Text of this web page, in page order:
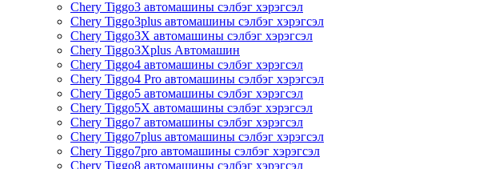
Chery Tiggo3 автомашины сэлбэг хэрэгсэл
Chery Tiggo3plus автомашины сэлбэг хэрэгсэл
Chery Tiggo3X автомашины сэлбэг хэрэгсэл
Chery Tiggo3Xplus Автомашин
Chery Tiggo4 автомашины сэлбэг хэрэгсэл
Chery Tiggo4 Pro автомашины сэлбэг хэрэгсэл
Chery Tiggo5 автомашины сэлбэг хэрэгсэл
Chery Tiggo5X автомашины сэлбэг хэрэгсэл
Chery Tiggo7 автомашины сэлбэг хэрэгсэл
Chery Tiggo7plus автомашины сэлбэг хэрэгсэл
Chery Tiggo7pro автомашины сэлбэг хэрэгсэл
Chery Tiggo8 автомашины сэлбэг хэрэгсэл